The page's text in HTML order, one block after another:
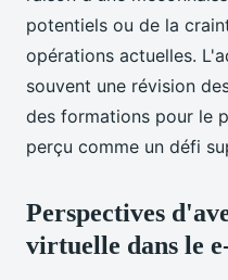
potentiels ou de la
opérations actuelles.
souvent une révision
des formations pour le
perçu comme un défi
Perspectives
virtuelle dans le